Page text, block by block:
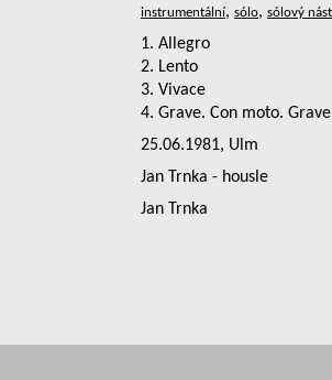
, ,
1. Allegro
2. Lento
3. Vivace
4. Grave. Con moto. Grave
25.06.1981, Ulm
Jan Trnka - housle
Jan Trnka